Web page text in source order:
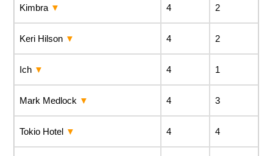
Kimbra 4 2
Keri Hilson 4 2
Ich 4 1
Mark Medlock 4 3
Tokio Hotel 4 4